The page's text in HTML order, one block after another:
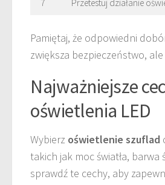
7 Przetestuj działanie
Pamiętaj, że odpowiedni
zwiększa bezpieczeństwo,
Najważniejsze
oświetlenia LED
Wybierz oświetlenie szuflad
takich jak moc światła, barwa
sprawdź te cechy, aby